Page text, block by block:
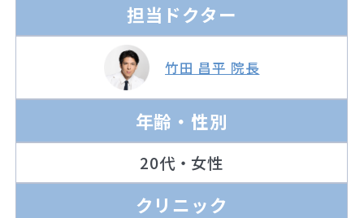
担当ドクター
竹田 昌平 院長
年齢・性別
20代・女性
クリニック